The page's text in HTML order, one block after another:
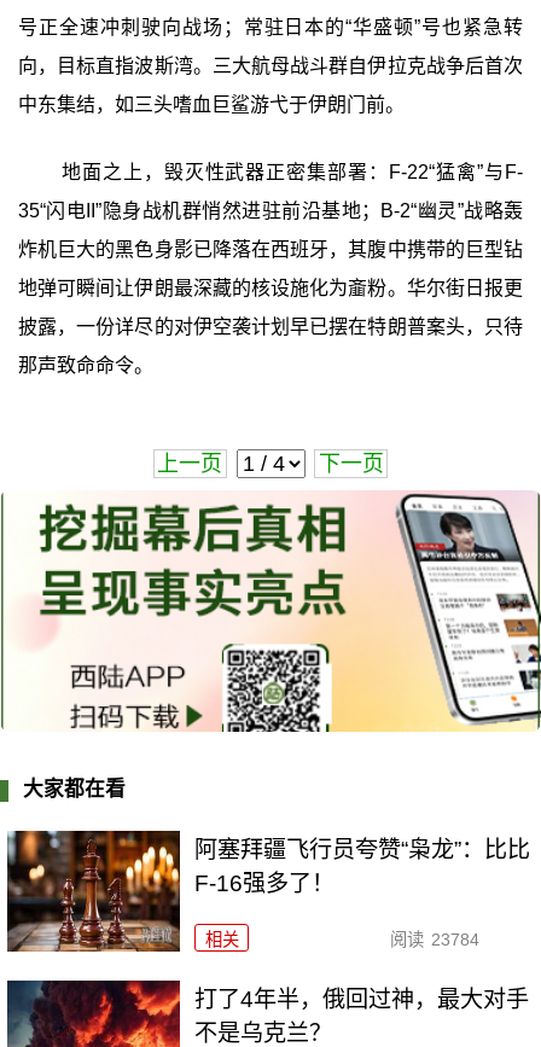
号正全速冲刺驶向战场；常驻日本的“华盛顿”号也紧急转
向，目标直指波斯湾。三大航母战斗群自伊拉克战争后首次
中东集结，如三头嗜血巨鲨游弋于伊朗门前。
地面之上，毁灭性武器正密集部署：F-22“猛禽”与F-
35“闪电II”隐身战机群悄然进驻前沿基地；B-2“幽灵”战略轰
炸机巨大的黑色身影已降落在西班牙，其腹中携带的巨型钻
地弹可瞬间让伊朗最深藏的核设施化为齑粉。华尔街日报更
披露，一份详尽的对伊空袭计划早已摆在特朗普案头，只待
那声致命命令。
上一页 下一页
大家都在看
阿塞拜疆飞行员夸赞“枭龙”：比比
F-16强多了！
相关 阅读 23784
打了4年半，俄回过神，最大对手
不是乌克兰？